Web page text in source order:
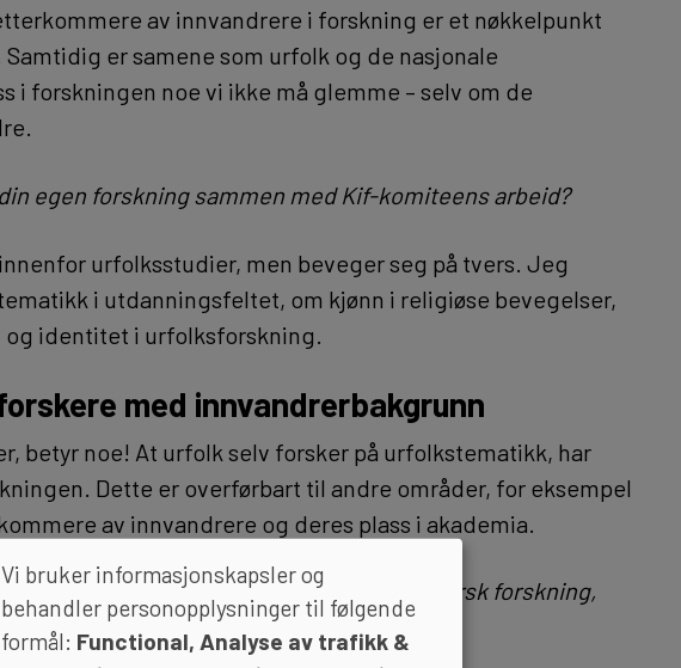
av innvandrere i forskning er et nøkkelpunkt
er samene som urfolk og de nasjonale
i forskningen noe vi ikke må glemme – selv om de
egen forskning sammen med Kif-komiteens arbeid?
urfolksstudier, men beveger seg på tvers. Jeg
i utdanningsfeltet, om kjønn i religiøse bevegelser,
og identitet i urfolksforskning.
med innvandrerbakgrunn
betyr noe! At urfolk selv forsker på urfolkstematikk, har
Dette er overførbart til andre områder, for eksempel
av innvandrere og deres plass i akademia.
temaet etterkommere av innvandrere i norsk forskning,
framover?
Vi bruker informasjonskapsler og
behandler personopplysninger til følgende
formål: Functional, Analyse av trafikk &